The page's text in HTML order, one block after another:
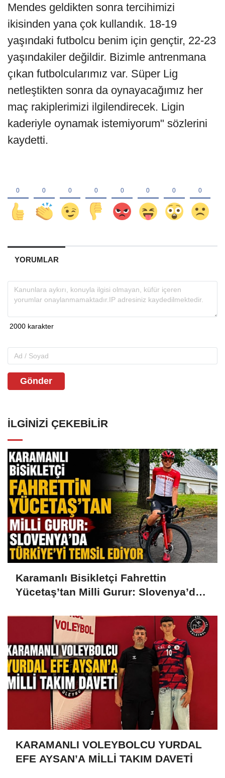
Mendes geldikten sonra tercihimizi
ikisinden yana çok kullandık. 18-19
yaşındaki futbolcu benim için gençtir, 22-23
yaşındakiler değildir. Bizimle antrenmana
çıkan futbolcularımız var. Süper Lig
netleştikten sonra da oynayacağımız her
maç rakiplerimizi ilgilendirecek. Ligin
kaderiyle oynamak istemiyorum" sözlerini
kaydetti.
YORUMLAR
Gönder
İLGINIZI ÇEKEBILIR
Karamanlı Bisikletçi Fahrettin
Yücetaş’tan Milli Gurur: Slovenya’da
KARAMANLI VOLEYBOLCU YURDAL
EFE AYSAN’A MİLLİ TAKIM DAVETİ